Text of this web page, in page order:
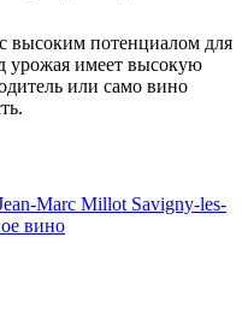
высоким потенциалом для
урожая имеет высокую
или само вино
Marc Millot Savigny-les-
вино